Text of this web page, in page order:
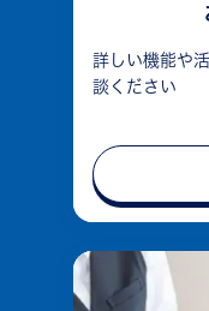
詳しい機能や
談ください